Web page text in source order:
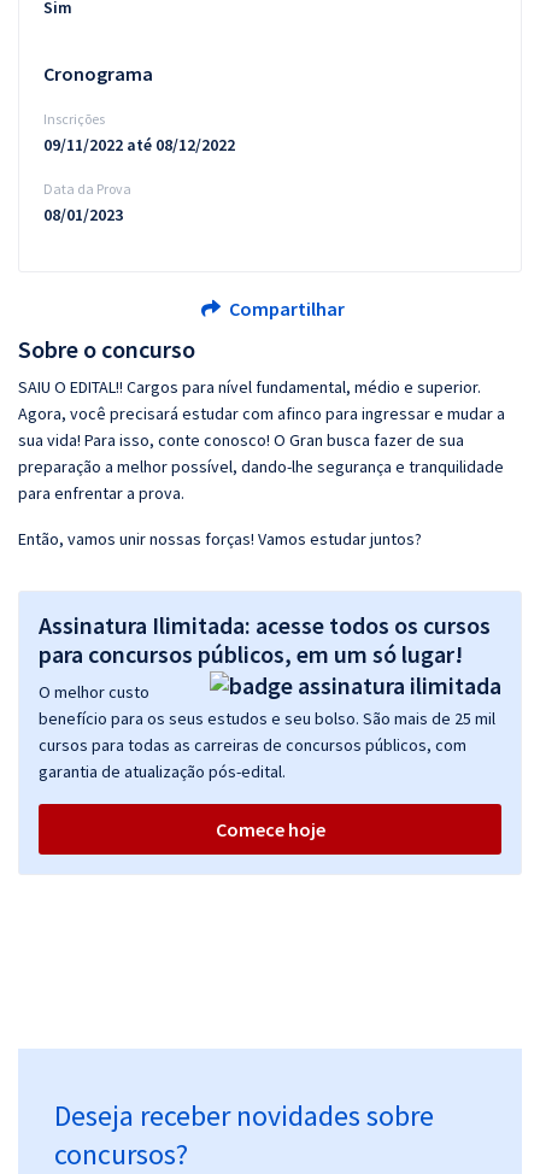
Sobre o concurso
SAIU O EDITAL!! Cargos para nível fundamental, médio e superior.
Agora, você precisará estudar com afinco para ingressar e mudar a
sua vida! Para isso, conte conosco! O Gran busca fazer de sua
preparação a melhor possível, dando-lhe segurança e tranquilidade
para enfrentar a prova.
Então, vamos unir nossas forças! Vamos estudar juntos?
Assinatura Ilimitada: acesse todos os cursos
para concursos públicos, em um só lugar!
O melhor custo
benefício para os seus estudos e seu bolso. São mais de 25 mil
cursos para todas as carreiras de concursos públicos, com
garantia de atualização pós-edital.
Comece hoje
Deseja receber novidades sobre
concursos?
Sim
Cronograma
Inscrições
09/11/2022 até 08/12/2022
Data da Prova
08/01/2023
Compartilhar